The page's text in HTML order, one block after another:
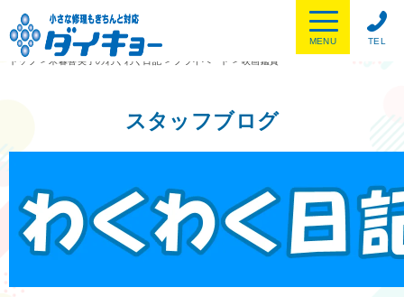
TEL
MENU
トップ
> 木暮喜美子のわくわく日記 > プライベート >映画鑑賞
スタッフブログ